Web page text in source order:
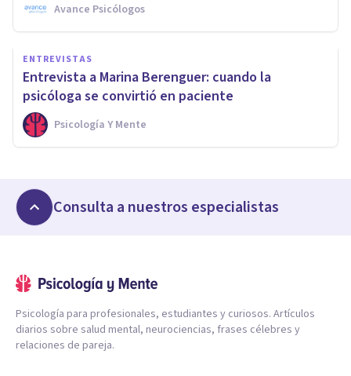
Avance Psicólogos
ENTREVISTAS
Entrevista a Marina Berenguer: cuando la
psicóloga se convirtió en paciente
Psicología Y Mente
Consulta a nuestros especialistas
Psicología para profesionales, estudiantes y curiosos. Artículos
diarios sobre salud mental, neurociencias, frases célebres y
relaciones de pareja.